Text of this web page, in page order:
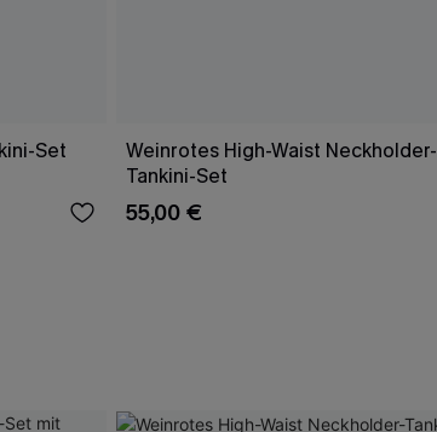
Set
Weinrotes High-Waist Neckholder-
Tankini-Set
55,00 €